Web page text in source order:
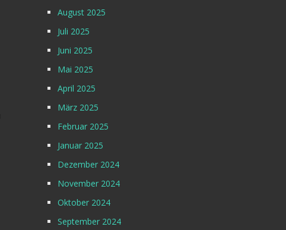
August 2025
Juli 2025
Juni 2025
Mai 2025
April 2025
März 2025
Februar 2025
Januar 2025
Dezember 2024
November 2024
Oktober 2024
September 2024